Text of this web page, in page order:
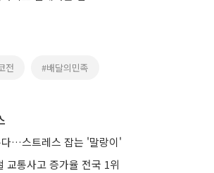
전 #배달의민족
다…스트레스 잡는 '말랑이'
교통사고 증가율 전국 1위